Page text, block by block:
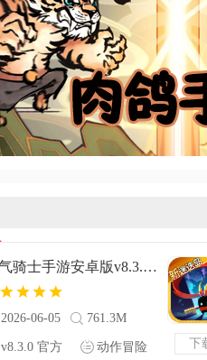
下
元气骑士手游安卓版v8.3.0 官方版
2026-06-05 761.3M
v8.3.0 官方
动作冒险